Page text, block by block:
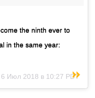
the ninth ever to
in the same year:
6 Июл 2018 в 10:27 PDT